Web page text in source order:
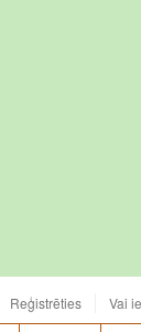
Reģistrēties Vai